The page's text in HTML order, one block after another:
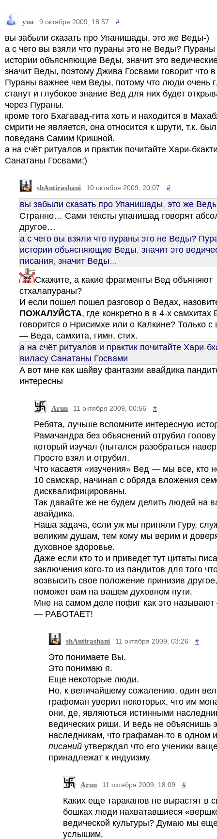
yua 9 октября 2009, 18:57 #
вы забыли сказать про Упанишады, это же Веды-)
а с чего вы взяли что пураны это не Веды? Пураны
истории объясняющие Веды, значит это
значит Веды, поэтому Джива Госвами говорит что
Пураны важнее чем Веды, потому что люди очень
станут и глубокое знание Вед для них будет
через Пураны.
кроме того Бхагавад-гита хоть и находится в
смрити не является, она относится к шрути, т.к.
поведана Самим Кришной.
а на счёт ритуалов и практик почитайте Хари-
Санатаны Госвами;)
shAntirashani 10 октября 2009, 20:07 #
вы забыли сказать про Упанишады, это же
Странно… Сами тексты упанишад говорят
другое…
а с чего вы взяли что пураны это не Веды?
истории объясняющие Веды, значит это
писания, значит Веды...
Скажите, а какие фрагменты Вед объяняют
стхалапураны?
И если пошел пошел разговор о Ведах,
ПОЖАЛУЙСТА, где конкретно в в 4-х самхитах
говорится о Нрисимхе или о Калкине? Только с
— Веда, самхита, гимн, стих.
а на счёт ритуалов и практик почитайте Хари-
виласу Санатаны Госвами
А вот мне как шайву фантазии авайдика
интересны
Arun 11 октября 2009, 00:56 #
Ребята, лучьше вспомните интересную
Рамачандра без объяснений отрубил
который изучал (пытался разобраться
Просто взял и отрубил.
Что касаетя «изучения» Вед — мы все, кто
10 самскар, начиная с обряда вложения
дисквалифицированы.
Так давайте же не будем делить людей на
авайдика.
Наша задача, если уж мы приняли Гуру,
великим душам, тем кому мы верим и
духовное здоровье.
Даже если кто то и приведет тут цитаты
заключения кого-то из пандитов для того
возвысить свое положение принизив
поможет вам на вашем духовном пути.
Мне на самом деле пофиг как это
— РАБОТАЕТ!
shAntirashani 11 октября 2009, 03:26 #
Это понимаете Вы.
Это понимаю я.
Еще некоторые люди.
Но, к величайшему сожалению, один
графоман уверил некоторых, что им
они, де, являються истинными
ведических риши. И ведь не объяснишь
наследникам, что графаман-то в одном
писаний утверждал что его ученики
принадлежат к индуизму.
Arun 11 октября 2009, 18:09 #
Каких еще тараканов не вырастят в
бошках люди нахватавшиеся
ведической культуры? Думаю мы
услышим.